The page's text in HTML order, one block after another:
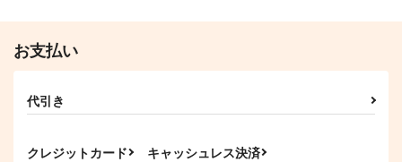
お支払い
代引き
クレジットカード キャッシュレス決済